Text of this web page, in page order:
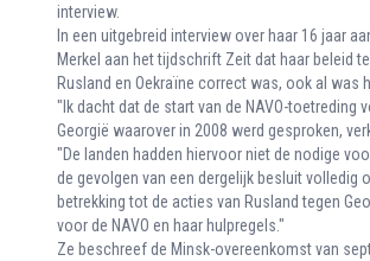
interview.
In een uitgebreid interview over haar 16 jaar
Merkel aan het tijdschrift Zeit dat haar beleid
Rusland en Oekraïne correct was, ook al was
"Ik dacht dat de start van de NAVO-toetreding
Georgië waarover in 2008 werd gesproken,
"De landen hadden hiervoor niet de nodige
de gevolgen van een dergelijk besluit volledig
betrekking tot de acties van Rusland tegen
voor de NAVO en haar hulpregels."
Ze beschreef de Minsk-overeenkomst van